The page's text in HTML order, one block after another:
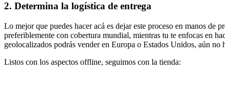
2. Determina la logística de entrega
Lo mejor que puedes hacer acá es dejar este proceso en manos de
preferiblemente con cobertura mundial, mientras tu te enfocas en
geolocalizados podrás vender en Europa o Estados Unidos, aún no
Listos con los aspectos offline, seguimos con la tienda: